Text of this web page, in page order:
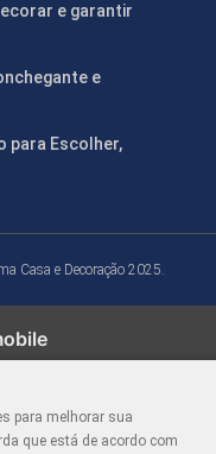
e garantir
e
para Escolher,
Casa e Decoração 2025.
para melhorar sua
que está de acordo com